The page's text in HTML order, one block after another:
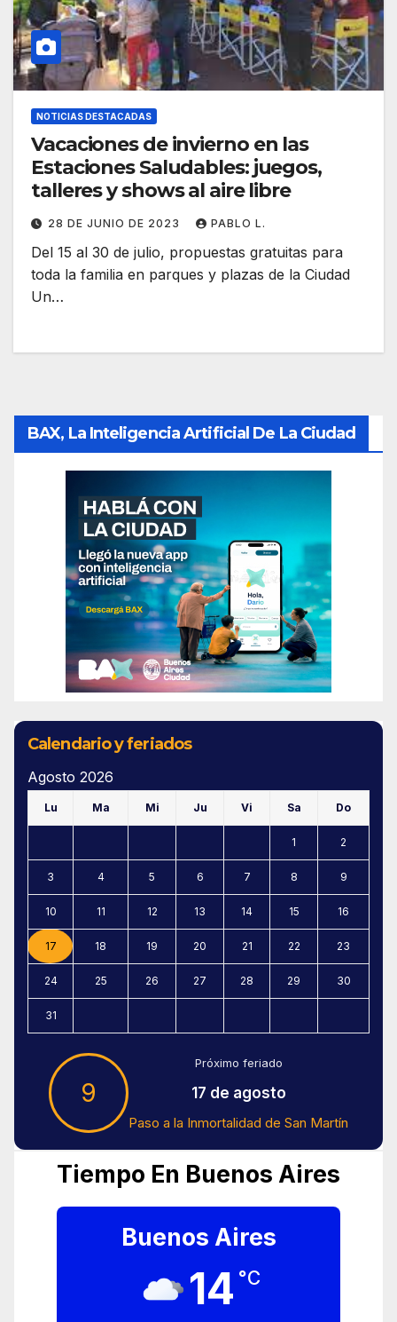
NOTICIAS DESTACADAS
Vacaciones de invierno en las
Estaciones Saludables: juegos,
talleres y shows al aire libre
28 DE JUNIO DE 2023 PABLO L.
Del 15 al 30 de julio, propuestas gratuitas para
toda la familia en parques y plazas de la Ciudad
Un…
BAX, La Inteligencia Artificial De La Ciudad
Calendario y feriados
Agosto 2026
Lu Ma Mi Ju Vi Sa Do
1 2
3 4 5 6 7 8 9
10 11 12 13 14 15 16
17 18 19 20 21 22 23
24 25 26 27 28 29 30
31
9
Próximo feriado
17 de agosto
Paso a la Inmortalidad de San Martín
Tiempo En Buenos Aires
Buenos Aires
14 °C